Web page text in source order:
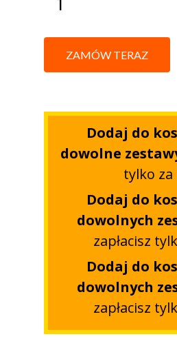
ZAMÓW TERAZ
Dodaj do
dowolne
tylko za
Dodaj do
dowolnych
zapłacisz
Dodaj do
dowolnych
zapłacisz